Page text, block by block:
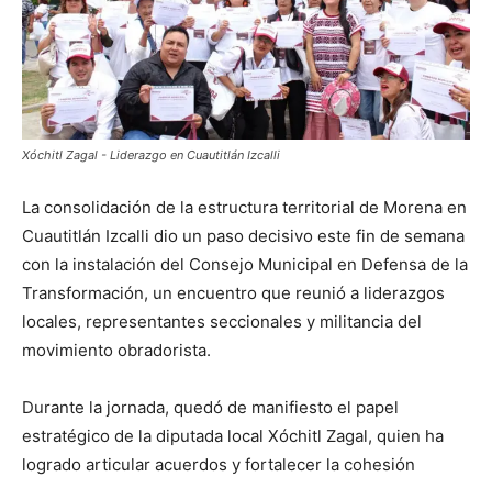
Xóchitl Zagal - Liderazgo en Cuautitlán Izcalli
La consolidación de la estructura territorial de Morena en
Cuautitlán Izcalli dio un paso decisivo este fin de semana
con la instalación del Consejo Municipal en Defensa de la
Transformación, un encuentro que reunió a liderazgos
locales, representantes seccionales y militancia del
movimiento obradorista.
Durante la jornada, quedó de manifiesto el papel
estratégico de la diputada local Xóchitl Zagal, quien ha
logrado articular acuerdos y fortalecer la cohesión